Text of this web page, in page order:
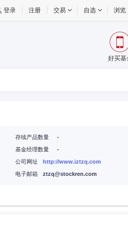
登录 注册 交易 自选 浏览
好买基
存续产品数量
-
基金经理数量
-
公司网址
http://www.iztzq.com
电子邮箱
ztzq@stockren.com